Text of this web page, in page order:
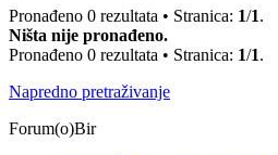
Pronađeno 0 rezultata • Stranica: 1/1.
Ništa nije pronađeno.
Pronađeno 0 rezultata • Stranica: 1/1.
Napredno pretraživanje
Forum(o)Bir